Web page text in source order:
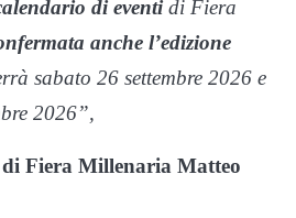
di eventidi Fiera
anche l’edizione
sabato 26 settembre 2026 e
2026”,
di Fiera Millenaria Matteo